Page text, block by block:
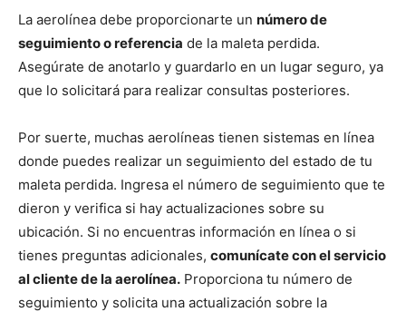
La aerolínea debe proporcionarte un número de
seguimiento o referencia de la maleta perdida.
Asegúrate de anotarlo y guardarlo en un lugar seguro, ya
que lo solicitará para realizar consultas posteriores.
Por suerte, muchas aerolíneas tienen sistemas en línea
donde puedes realizar un seguimiento del estado de tu
maleta perdida. Ingresa el número de seguimiento que te
dieron y verifica si hay actualizaciones sobre su
ubicación. Si no encuentras información en línea o si
tienes preguntas adicionales, comunícate con el servicio
al cliente de la aerolínea. Proporciona tu número de
seguimiento y solicita una actualización sobre la